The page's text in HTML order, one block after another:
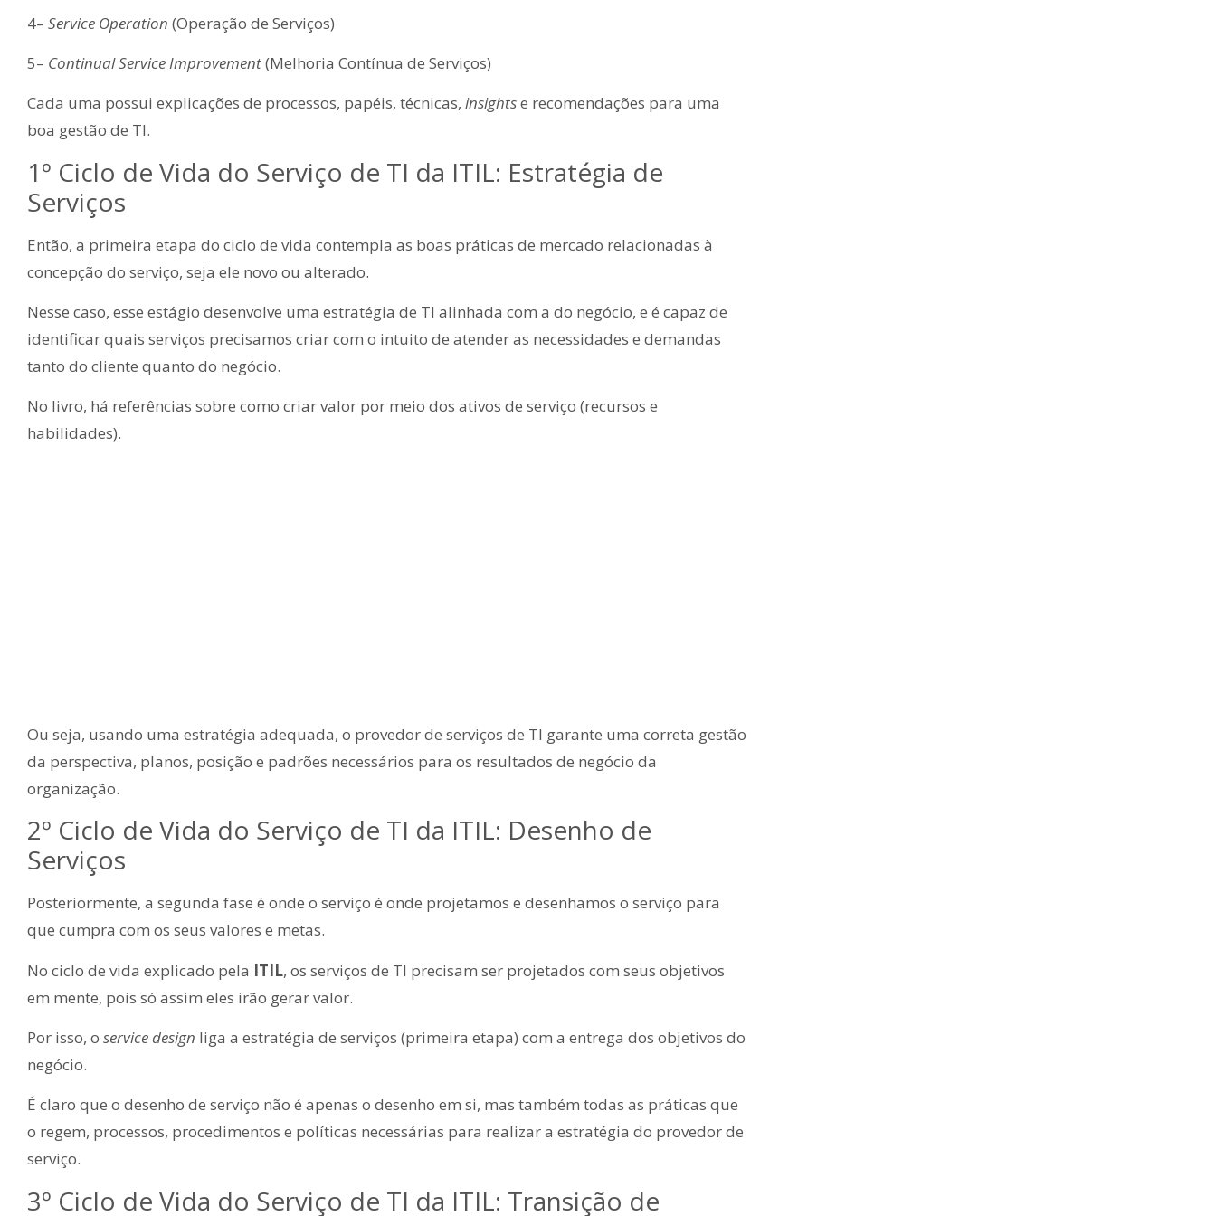
4– Service Operation (Operação de Serviços)
5– Continual Service Improvement(Melhoria Contínua de Serviços)
Cada uma possui explicações de processos, papéis, técnicas, insightse recomendações para uma
boa gestão de TI.
1º Ciclo de Vida do Serviço de TI da ITIL: Estratégia de
Serviços
Então, a primeira etapa do ciclo de vida contempla as boas práticas de mercado relacionadas à
concepção do serviço, seja ele novo ou alterado.
Nesse caso, esse estágio desenvolve uma estratégia de TI alinhada com a do negócio, e é capaz de
identificar quais serviços precisamos criar com o intuito de atender as necessidades e demandas
tanto do cliente quanto do negócio.
No livro, há referências sobre como criar valor por meio dos ativos de serviço (recursos e
habilidades).
Ou seja, usando uma estratégia adequada, o provedor de serviços de TI garante uma correta gestão
da perspectiva, planos, posição e padrões necessários para os resultados de negócio da
organização.
2º Ciclo de Vida do Serviço de TI da ITIL: Desenho de
Serviços
Posteriormente, a segunda fase é onde o serviço é onde projetamos e desenhamos o serviço para
que cumpra com os seus valores e metas.
No ciclo de vida explicado pela ITIL, os serviços de TI precisam ser projetados com seus objetivos
em mente, pois só assim eles irão gerar valor.
Por isso, o service design liga a estratégia de serviços (primeira etapa) com a entrega dos objetivos do
negócio.
É claro que o desenho de serviço não é apenas o desenho em si, mas também todas as práticas que
o regem, processos, procedimentos e políticas necessárias para realizar a estratégia do provedor de
serviço.
3º Ciclo de Vida do Serviço de TI da ITIL: Transição de